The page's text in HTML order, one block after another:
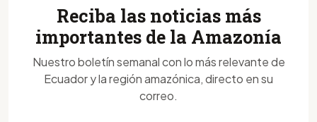
Reciba las noticias más
importantes de la Amazonía
Nuestro boletín semanal con lo más relevante de
Ecuador y la región amazónica, directo en su
correo.